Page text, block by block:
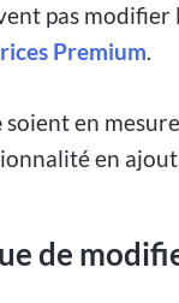
pas
Premium.
soient en
en
de